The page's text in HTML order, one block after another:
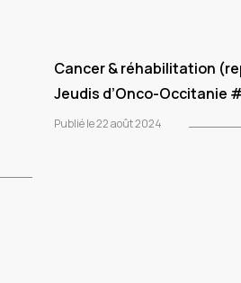
Cancer & réhabilitation
Jeudis d’Onco-Occitanie
Publié le 22 août 2024